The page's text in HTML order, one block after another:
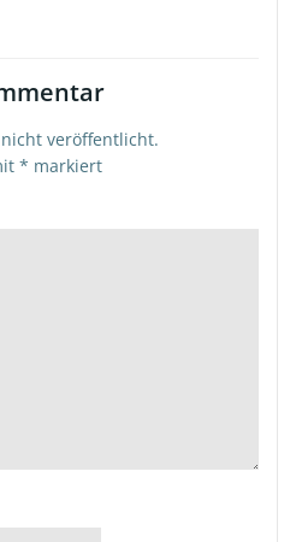
veröffentlicht.
* markiert